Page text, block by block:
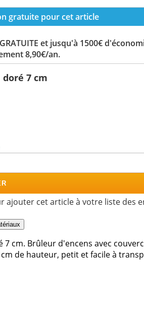
gratuite pour cet article
et jusqu'à 1500€
8,90€/an.
7 cm
ajouter cet article à votre liste des
cm. Brûleur d'encens avec
de hauteur, petit et facile à